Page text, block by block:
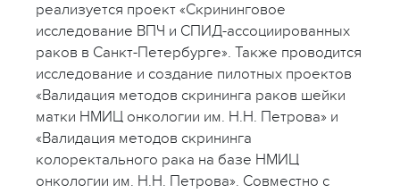
реализуется проект «Скрининговое
исследование ВПЧ и СПИД-ассоциированных
раков в Санкт-Петербурге». Также проводится
исследование и создание пилотных проектов
«Валидация методов скрининга раков шейки
матки НМИЦ онкологии им. Н.Н. Петрова» и
«Валидация методов скрининга
колоректального рака на базе НМИЦ
онкологии им. Н.Н. Петрова». Совместно с